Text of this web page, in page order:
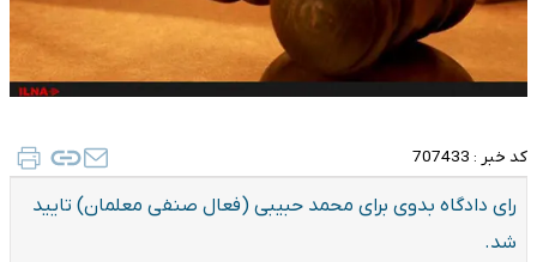
کد خبر : 707433
رای دادگاه بدوی برای محمد حبیبی (فعال صنفی معلمان) تایید
شد.